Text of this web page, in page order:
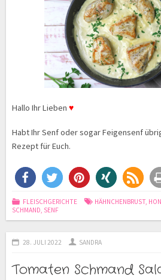
Hallo Ihr Lieben ♥
Habt Ihr Senf oder sogar Feigensenf
Rezept für Euch.
FLEISCHGERICHTE HÄHNCHENBRUST,
SCHMAND, SENF
28. JULI 2022 SANDRA
Tomaten Schmand